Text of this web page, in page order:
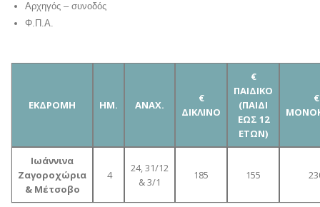
Αρχηγός – συνοδός
Φ.Π.Α.
ΕΚΔΡΟΜΗ ΗΜ. ΑΝΑΧ.
€
ΔΙΚΛΙΝΟ
€
ΠΑΙΔΙΚΟ
(ΠΑΙΔΙ
ΕΩΣ 12
ΕΤΩΝ)
€
Ιωάννινα
Ζαγοροχώρια
& Μέτσοβο
4
24, 31/12
& 3/1
185 155